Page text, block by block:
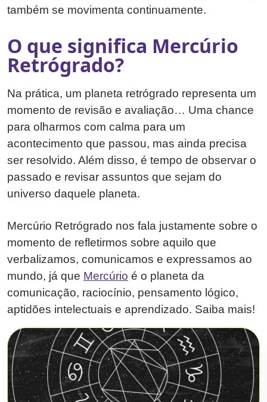
também se movimenta continuamente.
O que significa Mercúrio
Retrógrado?
Na prática, um planeta retrógrado representa um
momento de revisão e avaliação… Uma chance
para olharmos com calma para um
acontecimento que passou, mas ainda precisa
ser resolvido. Além disso, é tempo de observar o
passado e revisar assuntos que sejam do
universo daquele planeta.
Mercúrio Retrógrado nos fala justamente sobre o
momento de refletirmos sobre aquilo que
verbalizamos, comunicamos e expressamos ao
mundo, já que Mercúrio é o planeta da
comunicação, raciocínio, pensamento lógico,
aptidões intelectuais e aprendizado. Saiba mais!